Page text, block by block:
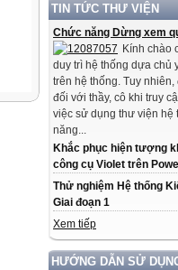
TIN TỨC THƯ VIỆN
Chức năng Dừng xem
Kính chào
duy trì hệ thống dựa chủ
trên hệ thống. Tuy
đối với thầy, cô khi truy
việc sử dụng thư viện hệ
năng...
Khắc phục hiện tượng
công cụ Violet trên
Thử nghiệm Hệ thống
Giai đoạn 1
Xem tiếp
HƯỚNG DẪN SỬ